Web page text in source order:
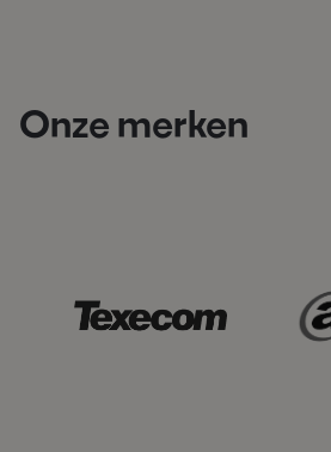
Onze merken